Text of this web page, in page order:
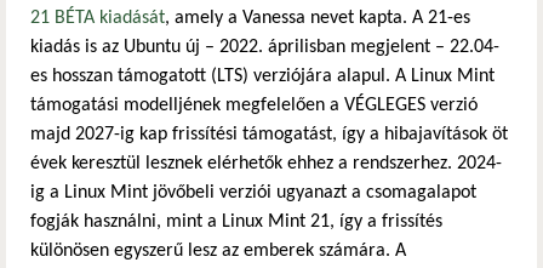
21 BÉTA kiadását, amely a Vanessa nevet kapta. A 21-es
kiadás is az Ubuntu új – 2022. áprilisban megjelent – 22.04-
es hosszan támogatott (LTS) verziójára alapul. A Linux Mint
támogatási modelljének megfelelően a VÉGLEGES verzió
majd 2027-ig kap frissítési támogatást, így a hibajavítások öt
évek keresztül lesznek elérhetők ehhez a rendszerhez. 2024-
ig a Linux Mint jövőbeli verziói ugyanazt a csomagalapot
fogják használni, mint a Linux Mint 21, így a frissítés
különösen egyszerű lesz az emberek számára. A